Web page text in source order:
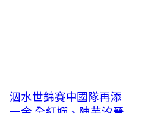
泅水世錦賽中國隊再添